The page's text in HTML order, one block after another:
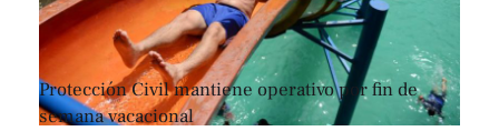
Protección Civil mantiene operativo por fin de
semana vacacional